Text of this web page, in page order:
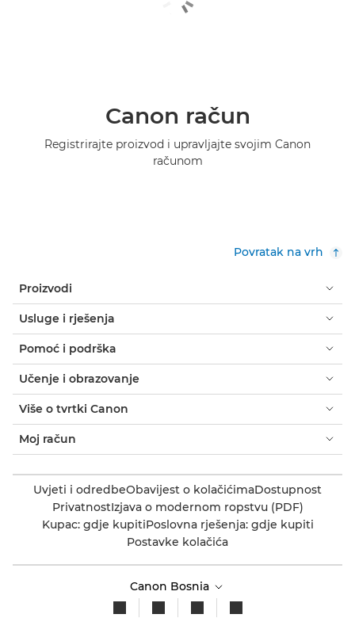
Canon račun
Registrirajte proizvod i upravljajte svojim Canon
računom
Povratak na vrh
Proizvodi
Usluge i rješenja
Pomoć i podrška
Učenje i obrazovanje
Više o tvrtki Canon
Moj račun
Uvjeti i odredbeObavijest o kolačićimaDostupnost
PrivatnostIzjava o modernom ropstvu (PDF)
Kupac: gdje kupitiPoslovna rješenja: gdje kupiti
Postavke kolačića
Canon Bosnia